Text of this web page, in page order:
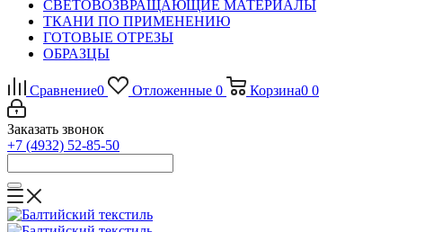
СВЕТОВОЗВРАЩАЮЩИЕ МАТЕРИАЛЫ
ТКАНИ ПО ПРИМЕНЕНИЮ
ГОТОВЫЕ ОТРЕЗЫ
ОБРАЗЦЫ
Сравнение0 Отложенные 0 Корзина0 0
Заказать звонок
+7 (4932) 52-85-50